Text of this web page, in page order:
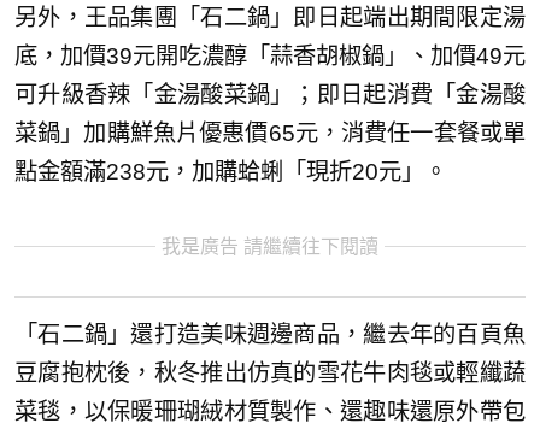
另外，王品集團「石二鍋」即日起端出期間限定湯
底，加價39元開吃濃醇「蒜香胡椒鍋」、加價49元
可升級香辣「金湯酸菜鍋」；即日起消費「金湯酸
菜鍋」加購鮮魚片優惠價65元，消費任一套餐或單
點金額滿238元，加購蛤蜊「現折20元」。
我是廣告 請繼續往下閱讀
「石二鍋」還打造美味週邊商品，繼去年的百頁魚
豆腐抱枕後，秋冬推出仿真的雪花牛肉毯或輕纖蔬
菜毯，以保暖珊瑚絨材質製作、還趣味還原外帶包